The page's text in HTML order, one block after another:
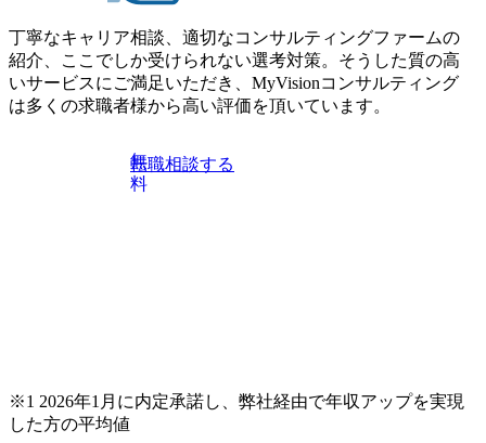
丁寧なキャリア相談、適切なコンサルティングファームの
紹介、ここでしか受けられない選考対策。そうした質の高
いサービスにご満足いただき、MyVisionコンサルティング
は多くの求職者様から高い評価を頂いています。
無
料
転職相談する
※1 2026年1月に内定承諾し、弊社経由で年収アップを実現
した方の平均値